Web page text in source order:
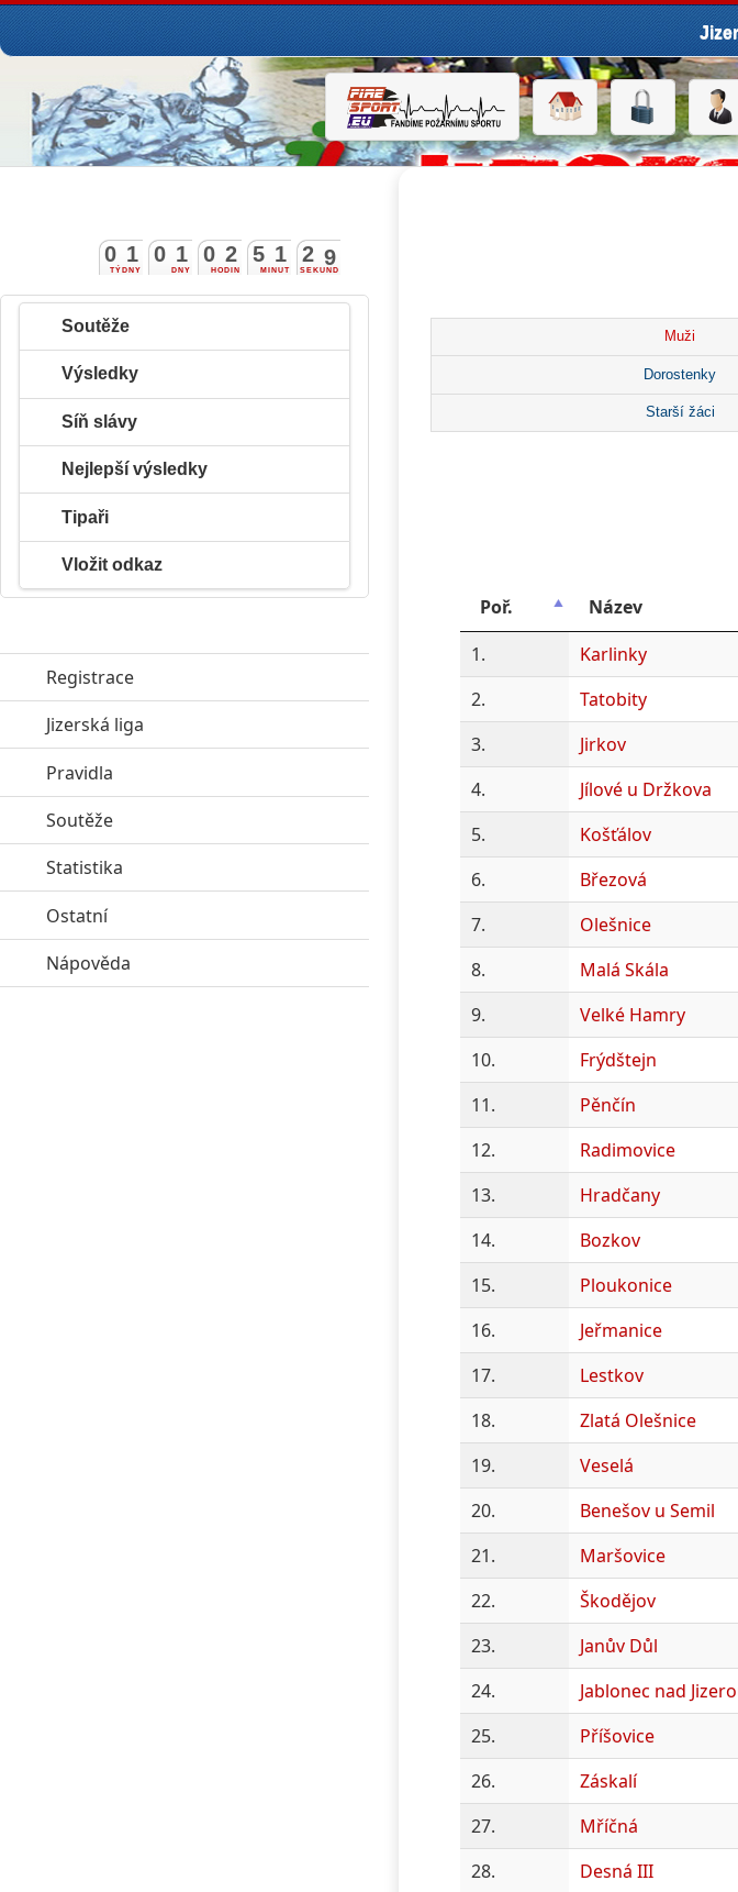
Muži
Dorostenky
Starší žáci
Poř.
Název
1.
Karlinky
2.
Tatobity
3.
Jirkov
4.
Jílové u Držkova
5.
Košťálov
6.
Březová
7.
Olešnice
8.
Malá Skála
9.
Velké Hamry
10.
Frýdštejn
11.
Pěnčín
12.
Radimovice
13.
Hradčany
14.
Bozkov
15.
Ploukonice
16.
Jeřmanice
17.
Lestkov
18.
Zlatá Olešnice
19.
Veselá
20.
Benešov u Semil
21.
Maršovice
22.
Škodějov
23.
Janův Důl
24.
Jablonec nad
25.
Příšovice
26.
Záskalí
27.
Mříčná
28.
Desná III
TÝDNY
0 1
DNY
0 1
HODIN
0 2
MINUT
5 1
SEKUND
2 8
Soutěže
Výsledky
Síň slávy
Nejlepší výsledky
Tipaři
Vložit odkaz
Registrace
Jizerská liga
Pravidla
Soutěže
Statistika
Ostatníclick to expand contents
Nápověda